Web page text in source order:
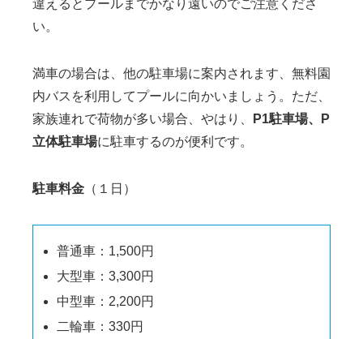
違えるとプールまでかなり遠いのでご注意くださ
い。
満車の場合は、他の駐車場に案内されます、無料園
内バスを利用してプールに向かいましょう。ただ、
家族連れで荷物が多い場合、やはり、
P1駐車場、P
立体駐車場に駐車するのが便利です。
駐車料金 （１日）
普通車：1,500円
大型車：3,300円
中型車：2,200円
二輪車：330円